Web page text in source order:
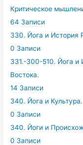
Критическое
64 Записи
330. Йога и История
0 Записи
331.-300-510. Йога и
Востока.
14 Записи
340. Йога и Культура.
0 Записи
340. Йоги и
0 Записи